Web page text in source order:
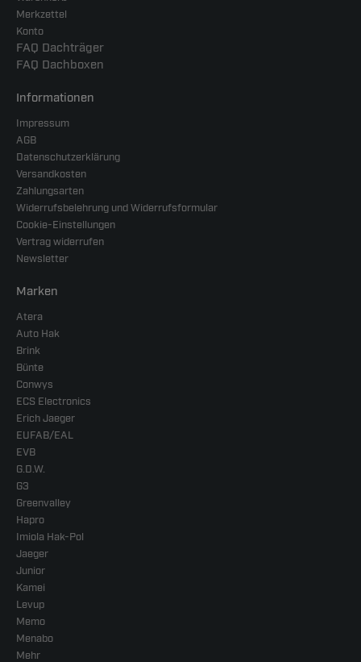
Merkzettel
Konto
FAQ Dachträger
FAQ Dachboxen
Informationen
Impressum
AGB
Datenschutzerklärung
Versandkosten
Zahlungsarten
Widerrufsbelehrung und Widerrufsformular
Cookie-Einstellungen
Vertrag widerrufen
Newsletter
Marken
Atera
Auto Hak
Brink
Bünte
Conwys
ECS Electronics
Erich Jaeger
EUFAB/EAL
EVB
G.D.W.
G3
Greenvalley
Hapro
Imiola Hak-Pol
Jaeger
Junior
Kamei
Levup
Memo
Menabo
Mehr